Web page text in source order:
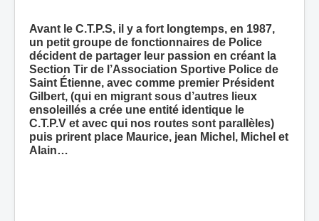
Avant le C.T.P.S, il y a fort longtemps, en 1987,
un petit groupe de fonctionnaires de Police
décident de partager leur passion en créant la
Section Tir de l’Association Sportive Police de
Saint Étienne, avec comme premier Président
Gilbert, (qui en migrant sous d’autres lieux
ensoleillés a crée une entité identique le
C.T.P.V et avec qui nos routes sont parallèles)
puis prirent place Maurice, jean Michel, Michel et
Alain…